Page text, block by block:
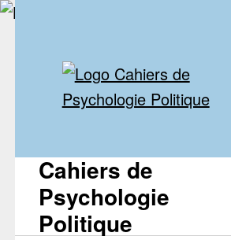
Cahiers de
Psychologie
Politique